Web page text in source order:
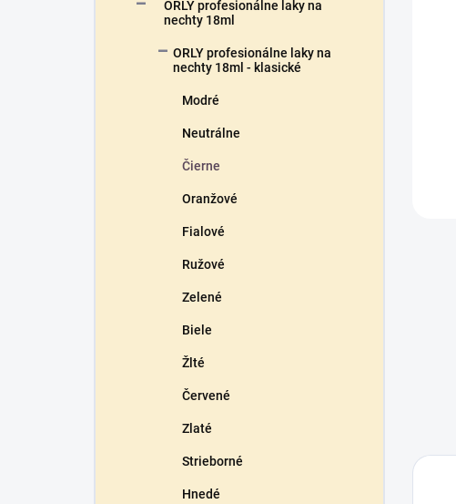
ORLY profesionálne laky na
nechty 18ml
ORLY profesionálne laky na
nechty 18ml - klasické
Modré
Neutrálne
Čierne
Oranžové
Fialové
Ružové
Zelené
Biele
Žlté
Červené
Zlaté
Strieborné
Hnedé